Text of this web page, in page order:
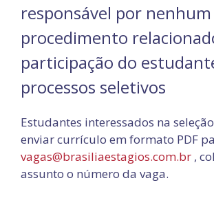
responsável por
procedimento
participação do
processos seletivos
Estudantes interessados na
enviar currículo em formato PDF
vagas@brasiliaestagios.com.br ,
assunto o número da vaga.